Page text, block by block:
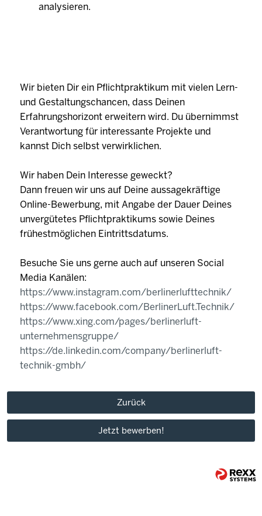
analysieren.
Wir bieten Dir ein Pflichtpraktikum mit vielen Lern-
und Gestaltungschancen, dass Deinen
Erfahrungshorizont erweitern wird. Du übernimmst
Verantwortung für interessante Projekte und
kannst Dich selbst verwirklichen.
Wir haben Dein Interesse geweckt?
Dann freuen wir uns auf Deine aussagekräftige
Online-Bewerbung, mit Angabe der Dauer Deines
unvergütetes Pflichtpraktikums sowie Deines
frühestmöglichen Eintrittsdatums.
Besuche Sie uns gerne auch auf unseren Social
Media Kanälen:
https://www.instagram.com/berlinerlufttechnik/
https://www.facebook.com/BerlinerLuft.Technik/
https://www.xing.com/pages/berlinerluft-
unternehmensgruppe/
https://de.linkedin.com/company/berlinerluft-
technik-gmbh/
Zurück
Jetzt bewerben!